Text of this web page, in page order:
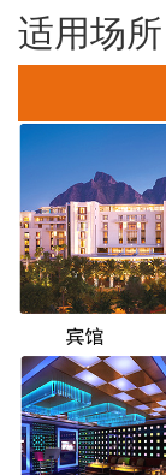
适用场所